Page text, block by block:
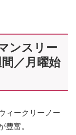
ンスリー
／月曜始
ィークリーノー
豊富。